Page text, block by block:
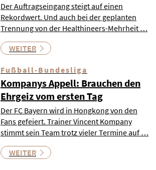
Der Auftragseingang steigt auf einen
Rekordwert. Und auch bei der geplanten
Trennung von der Healthineers-Mehrheit …
WEITER
Fußball-Bundesliga
Kompanys Appell: Brauchen den
Ehrgeiz vom ersten Tag
Der FC Bayern wird in Hongkong von den
Fans gefeiert. Trainer Vincent Kompany
stimmt sein Team trotz vieler Termine auf …
WEITER